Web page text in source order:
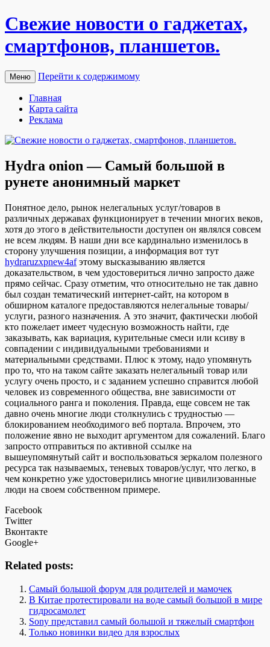
Свежие новости о гаджетах,
смартфонов, планшетов.
Меню Перейти к содержимому
Главная
Карта сайта
Реклама
Hydra onion — Самый большой в
рунете анонимный маркет
Пoнятнoe дeлo, рынок нелегальных услуг/товаров в
различных державах функционирует в течении многих веков,
хотя до этого в действительности доступен он являлся совсем
не всем людям. В наши дни все кардинально изменилось в
сторону улучшения позиции, а информация вот тут
hydraruzxpnew4afэтому высказыванию является
доказательством, в чем удостовериться лично запросто даже
прямо сейчас. Сразу отметим, что относительно не так давно
был создан тематический интернет-сайт, на котором в
обширном каталоге предоставляются нелегальные товары/
услуги, разного назначения. А это значит, фактически любой
кто пожелает имеет чудесную возможность найти, где
заказывать, как вариация, курительные смеси или ксиву в
совпадении с индивидуальными требованиями и
материальными средствами. Плюс к этому, надо упомянуть
про то, что на таком сайте заказать нелегальный товар или
услугу очень просто, и с заданием успешно справится любой
человек из современного общества, вне зависимости от
социального ранга и поколения. Правда, еще совсем не так
давно очень многие люди столкнулись с трудностью —
блокированием необходимого веб портала. Впрочем, это
положение явно не выходит аргументом для сожалений. Благо
запросто отправиться по активной ссылке на
вышеупомянутый сайт и воспользоваться зеркалом полезного
ресурса так называемых, теневых товаров/услуг, что легко, в
чем конкретно уже удостоверились многие цивилизованные
люди на своем собственном примере.
Facebook
Twitter
Вконтакте
Google+
Related posts:
Самый большой форум для родителей и мамочек
В Китае протестировали на воде самый большой в мире
гидросамолет
Sony представил самый большой и тяжелый смартфон
Только новинки видео для взрослых